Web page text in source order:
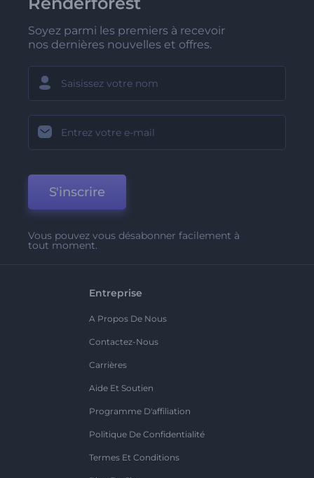
Soyez parmi les premiers à recevoir
nos dernières nouvelles et offres.
S'inscrire
Vous pouvez vous désabonner facilement à
tout moment.
Entreprise
A Propos De Nous
Contactez-Nous
Carrières
Aide Et Soutien
Programme D'affiliation
Politique De Confidentialité
Termes Et Conditions